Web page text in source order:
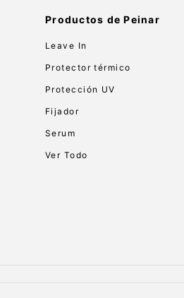
Productos de Peinar
Leave In
Protector térmico
Protección UV
Fijador
Serum
Ver Todo